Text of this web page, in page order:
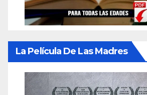
La Película De Las Madres